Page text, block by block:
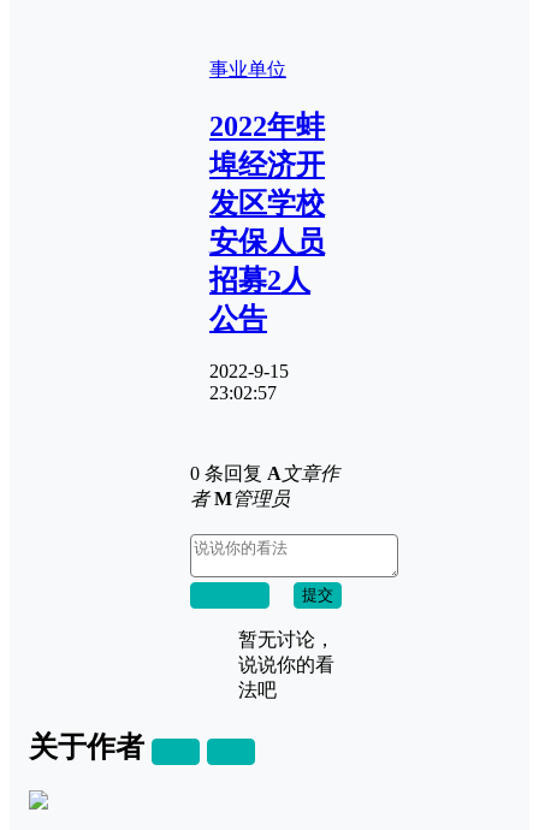
事业单位
2022年蚌
埠经济开
发区学校
安保人员
招募2人
公告
2022-9-15
23:02:57
0 条回复 A文章作
者 M管理员
提交
暂无讨论，
说说你的看
法吧
关于作者